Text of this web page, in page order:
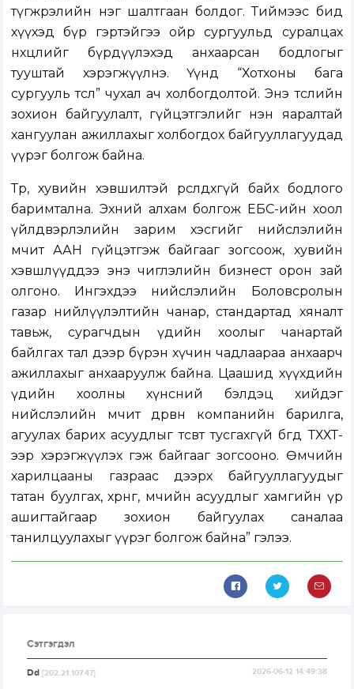
түгжрэлийн нэг шалтгаан болдог. Тиймээс бид
хүүхэд бүр гэртэйгээ ойр сургуульд суралцах
нөхцөлийг бүрдүүлэхэд анхаарсан бодлогыг
тууштай хэрэгжүүлнэ. Үүнд “Хотхоны бага
сургууль төсөл” чухал ач холбогдолтой. Энэ төслийн
зохион байгуулалт, гүйцэтгэлийг нэн яаралтай
хангуулан ажиллахыг холбогдох байгууллагуудад
үүрэг болгож байна.
Төр, хувийн хэвшилтэй өрсөлдөхгүй байх бодлого
баримтална. Эхний алхам болгож ЕБС-ийн хоол
үйлдвэрлэлийн зарим хэсгийг нийслэлийн
өмчит ААН гүйцэтгэж байгааг зогсоож, хувийн
хэвшлүүддээ энэ чиглэлийн бизнест орон зай
олгоно. Ингэхдээ нийслэлийн Боловсролын
газар нийлүүлэлтийн чанар, стандартад хяналт
тавьж, сурагчдын үдийн хоолыг чанартай
байлгах тал дээр бүрэн хүчин чадлаараа анхаарч
ажиллахыг анхааруулж байна. Цаашид хүүхдийн
үдийн хоолны хүнсний бэлдэц хийдэг
нийслэлийн өмчит дөрвөн компанийн барилга,
агуулах барих асуудлыг төсөвт тусгахгүй бөгөөд ТХХТ-
ээр хэрэгжүүлэх гэж байгааг зогсооно. Өмчийн
харилцааны газраас дээрх байгууллагуудыг
татан буулгах, хөрөнгө, өмчийн асуудлыг хамгийн үр
ашигтайгаар зохион байгуулах саналаа
танилцуулахыг үүрэг болгож байна” гэлээ.
Сэтгэгдэл
Dd[202.21.107.47] 2026-06-12 14:49:38